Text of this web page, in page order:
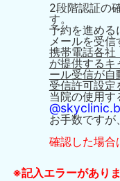
2段階認証の
す。
予約を進める
メールを受信
携帯電話各社
が提供するキ
ール受信が自
受信許可設定
当院の使用す
お手数ですが
確認した場合
※記入エラーがあり